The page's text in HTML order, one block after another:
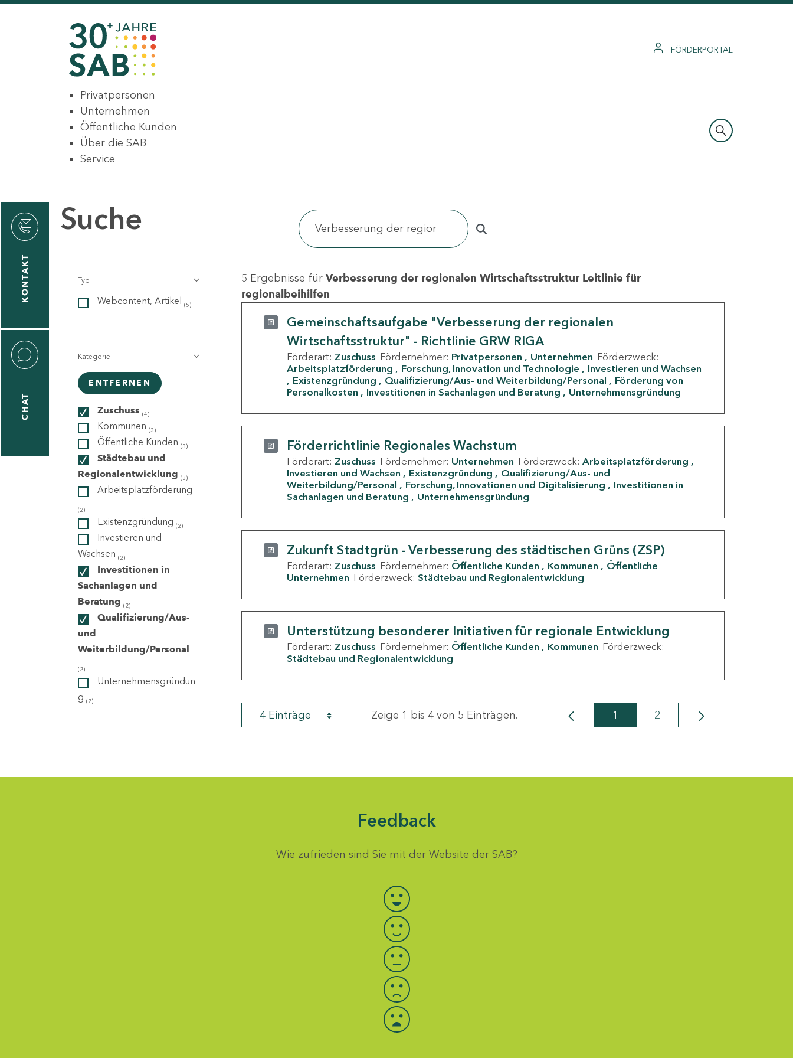
FÖRDERPORTAL
Privatpersonen
Unternehmen
Öffentliche Kunden
Über die SAB
Service
KONTAKT
CHAT
Suche
Typ
Webcontent, Artikel (5)
Kategorie
ENTFERNEN
Zuschuss (4)
Kommunen (3)
Öffentliche Kunden (3)
Städtebau und
Regionalentwicklung (3)
Arbeitsplatzförderung
(2)
Existenzgründung (2)
Investieren und
Wachsen (2)
Investitionen in
Sachanlagen und
Beratung (2)
Qualifizierung/Aus-
und
Weiterbildung/Personal
(2)
Unternehmensgründun
g (2)
5 Ergebnisse für Verbesserung der regionalen Wirtschaftsstruktur Leitlinie für
regionalbeihilfen
Gemeinschaftsaufgabe "Verbesserung der regionalen
Wirtschaftsstruktur" - Richtlinie GRW RIGA
Förderart: Zuschuss Fördernehmer: Privatpersonen Unternehmen Förderzweck:
Arbeitsplatzförderung
Forschung, Innovation und Technologie
Investieren und Wachsen
Existenzgründung
Qualifizierung/Aus- und Weiterbildung/Personal
Förderung von
Personalkosten
Investitionen in Sachanlagen und Beratung Unternehmensgründung
Förderrichtlinie Regionales Wachstum
Förderart: Zuschuss Fördernehmer: Unternehmen Förderzweck: Arbeitsplatzförderung
Investieren und Wachsen
Existenzgründung
Qualifizierung/Aus- und
Weiterbildung/Personal
Forschung, Innovationen und Digitalisierung
Investitionen in
Sachanlagen und Beratung
Unternehmensgründung
Zukunft Stadtgrün - Verbesserung des städtischen Grüns (ZSP)
Förderart: Zuschuss Fördernehmer: Öffentliche Kunden Kommunen
Öffentliche
Unternehmen Förderzweck: Städtebau und Regionalentwicklung
Unterstützung besonderer Initiativen für regionale Entwicklung
Förderart: Zuschuss Fördernehmer: Öffentliche Kunden Kommunen Förderzweck:
Städtebau und Regionalentwicklung
4 Einträge Zeige 1 bis 4 von 5 Einträgen. Seite
1 Seite
2
Feedback
Wie zufrieden sind Sie mit der Website der SAB?
Bewertung auswählen